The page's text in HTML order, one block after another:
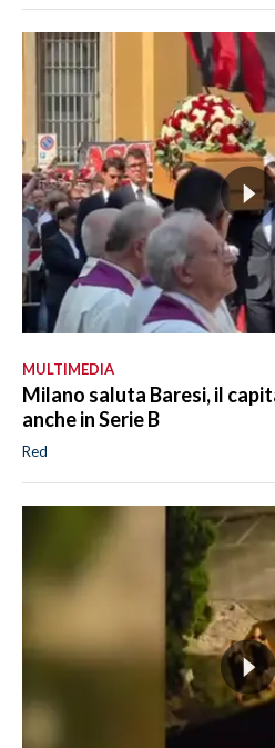
MULTIMEDIA
Milano saluta Baresi, il
anche in Serie B
Red